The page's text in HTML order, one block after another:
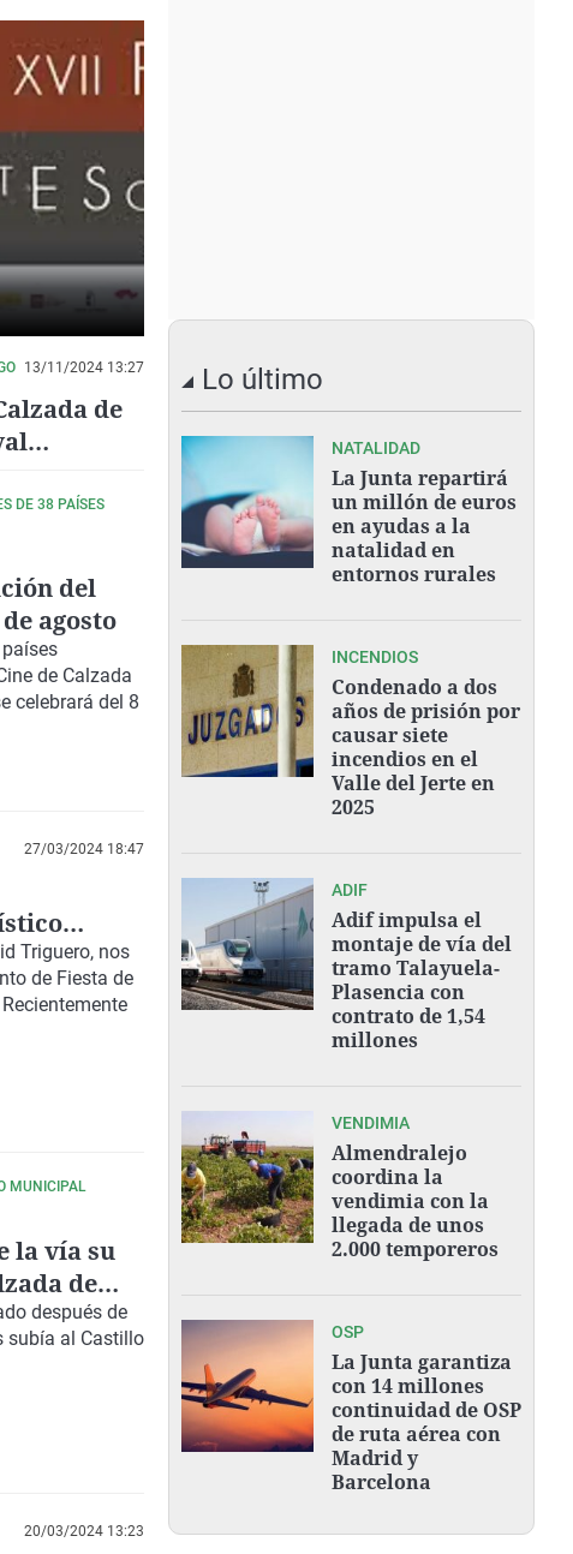
13/11/2024 13:27
de
DE 38 PAÍSES
del
agosto
de Calzada
celebrará del 8
27/03/2024 18:47
Triguero, nos
de Fiesta de
MUNICIPAL
la vía su
de
después de
subía al Castillo
20/03/2024 13:23
Lo último
NATALIDAD
La Junta repartirá
un millón de euros
en ayudas a la
natalidad en
entornos rurales
INCENDIOS
Condenado a dos
años de prisión por
causar siete
incendios en el
Valle del Jerte en
2025
ADIF
Adif impulsa el
montaje de vía del
tramo Talayuela-
Plasencia con
contrato de 1,54
millones
VENDIMIA
Almendralejo
coordina la
vendimia con la
llegada de unos
2.000 temporeros
OSP
La Junta garantiza
con 14 millones
continuidad de OSP
de ruta aérea con
Madrid y
Barcelona